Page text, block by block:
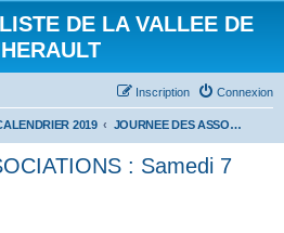
DE LA VALLEE DE
Connexion
Inscription
2019 JOURNEE DES ASSOCIATIONS : Samedi 7 septembre 2019
: Samedi 7